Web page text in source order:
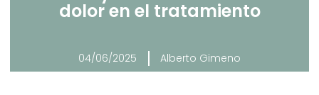
dolor en el tratamiento
04/06/2025 Alberto Gimeno